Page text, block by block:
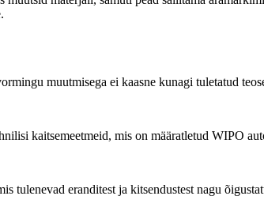
muutmisega ei kaasne kunagi tuletatud
kaitsemeetmeid, mis on määratletud WIPO
tulenevad eranditest ja kitsendustest nagu